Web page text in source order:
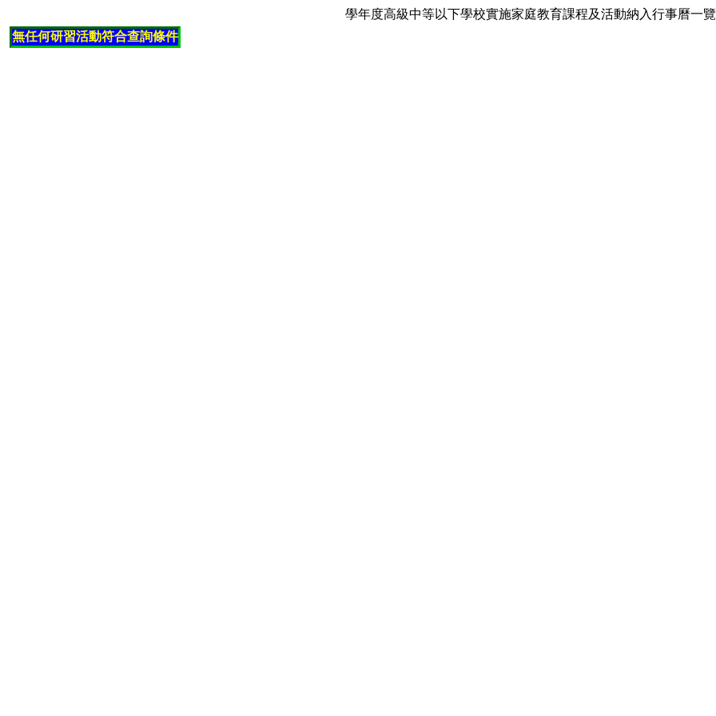
學年度高級中等以下學校實施家庭教育課程及活動納入行事曆一
無任何研習活動符合查詢條件